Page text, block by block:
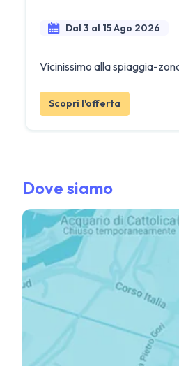
Dal 3 al 15 Ago 2026
Vicinissimo alla spiaggia-
Scopri l'offerta
Dove siamo